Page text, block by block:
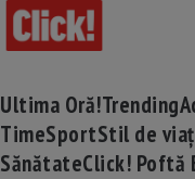
Ultima Oră!Trending
TimeSportStil de
SănătateClick! Poftă